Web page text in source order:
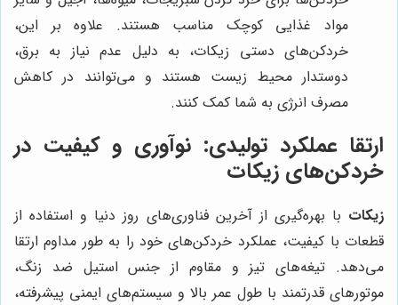
مواد غذایی کوچک مناسب هستند. علاوه بر این،
خردکن‌های دستی زیکات، به دلیل عدم نیاز به برق،
دوستدار محیط زیست هستند و می‌توانند در کاهش
مصرف انرژی به شما کمک کنند.
ارتقا عملکرد تولیدی: نوآوری و کیفیت در
خردکن‌های زیکات
زیکات با بهره‌گیری از آخرین فناوری‌های روز دنیا و استفاده از
قطعات با کیفیت، عملکرد خردکن‌های خود را به طور مداوم ارتقا
می‌دهد. تیغه‌های تیز و مقاوم از جنس استیل ضد زنگ،
موتورهای قدرتمند با طول عمر بالا و سیستم‌های ایمنی پیشرفته،